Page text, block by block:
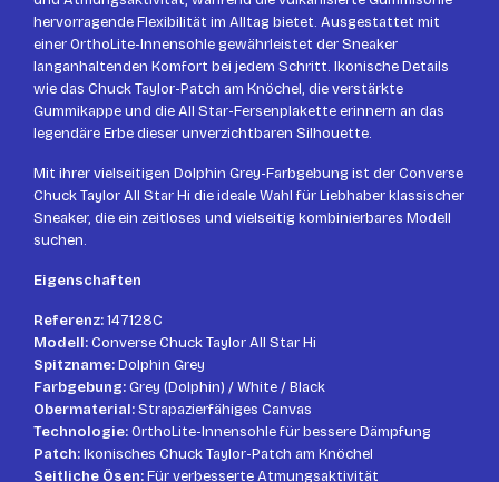
hervorragende Flexibilität im Alltag bietet. Ausgestattet mit
einer OrthoLite-Innensohle gewährleistet der Sneaker
langanhaltenden Komfort bei jedem Schritt. Ikonische Details
wie das Chuck Taylor-Patch am Knöchel, die verstärkte
Gummikappe und die All Star-Fersenplakette erinnern an das
legendäre Erbe dieser unverzichtbaren Silhouette.
Mit ihrer vielseitigen Dolphin Grey-Farbgebung ist der Converse
Chuck Taylor All Star Hi die ideale Wahl für Liebhaber klassischer
Sneaker, die ein zeitloses und vielseitig kombinierbares Modell
suchen.
Eigenschaften
Referenz:147128C
Modell:Converse Chuck Taylor All Star Hi
Spitzname:Dolphin Grey
Farbgebung:Grey (Dolphin) / White / Black
Obermaterial:Strapazierfähiges Canvas
Technologie:OrthoLite-Innensohle für bessere Dämpfung
Patch:Ikonisches Chuck Taylor-Patch am Knöchel
Seitliche Ösen:Für verbesserte Atmungsaktivität